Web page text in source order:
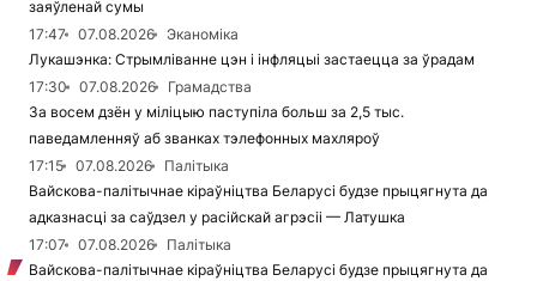
заяўленай сумы
17:47
07.08.2026
Эканоміка
Лукашэнка: Стрымліванне цэн і інфляцыі застаецца за ўрадам
17:30
07.08.2026
Грамадства
За восем дзён у міліцыю паступіла больш за 2,5 тыс.
паведамленняў аб званках тэлефонных махляроў
17:15
07.08.2026
Палітыка
Вайскова-палітычнае кіраўніцтва Беларусі будзе прыцягнута да
адказнасці за саўдзел у расійскай агрэсіі — Латушка
17:07
07.08.2026
Палітыка
Вайскова-палітычнае кіраўніцтва Беларусі будзе прыцягнута да